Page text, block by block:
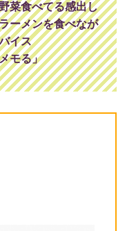
菜食べてる感出し
ーメンを食べなが
イス
モる」